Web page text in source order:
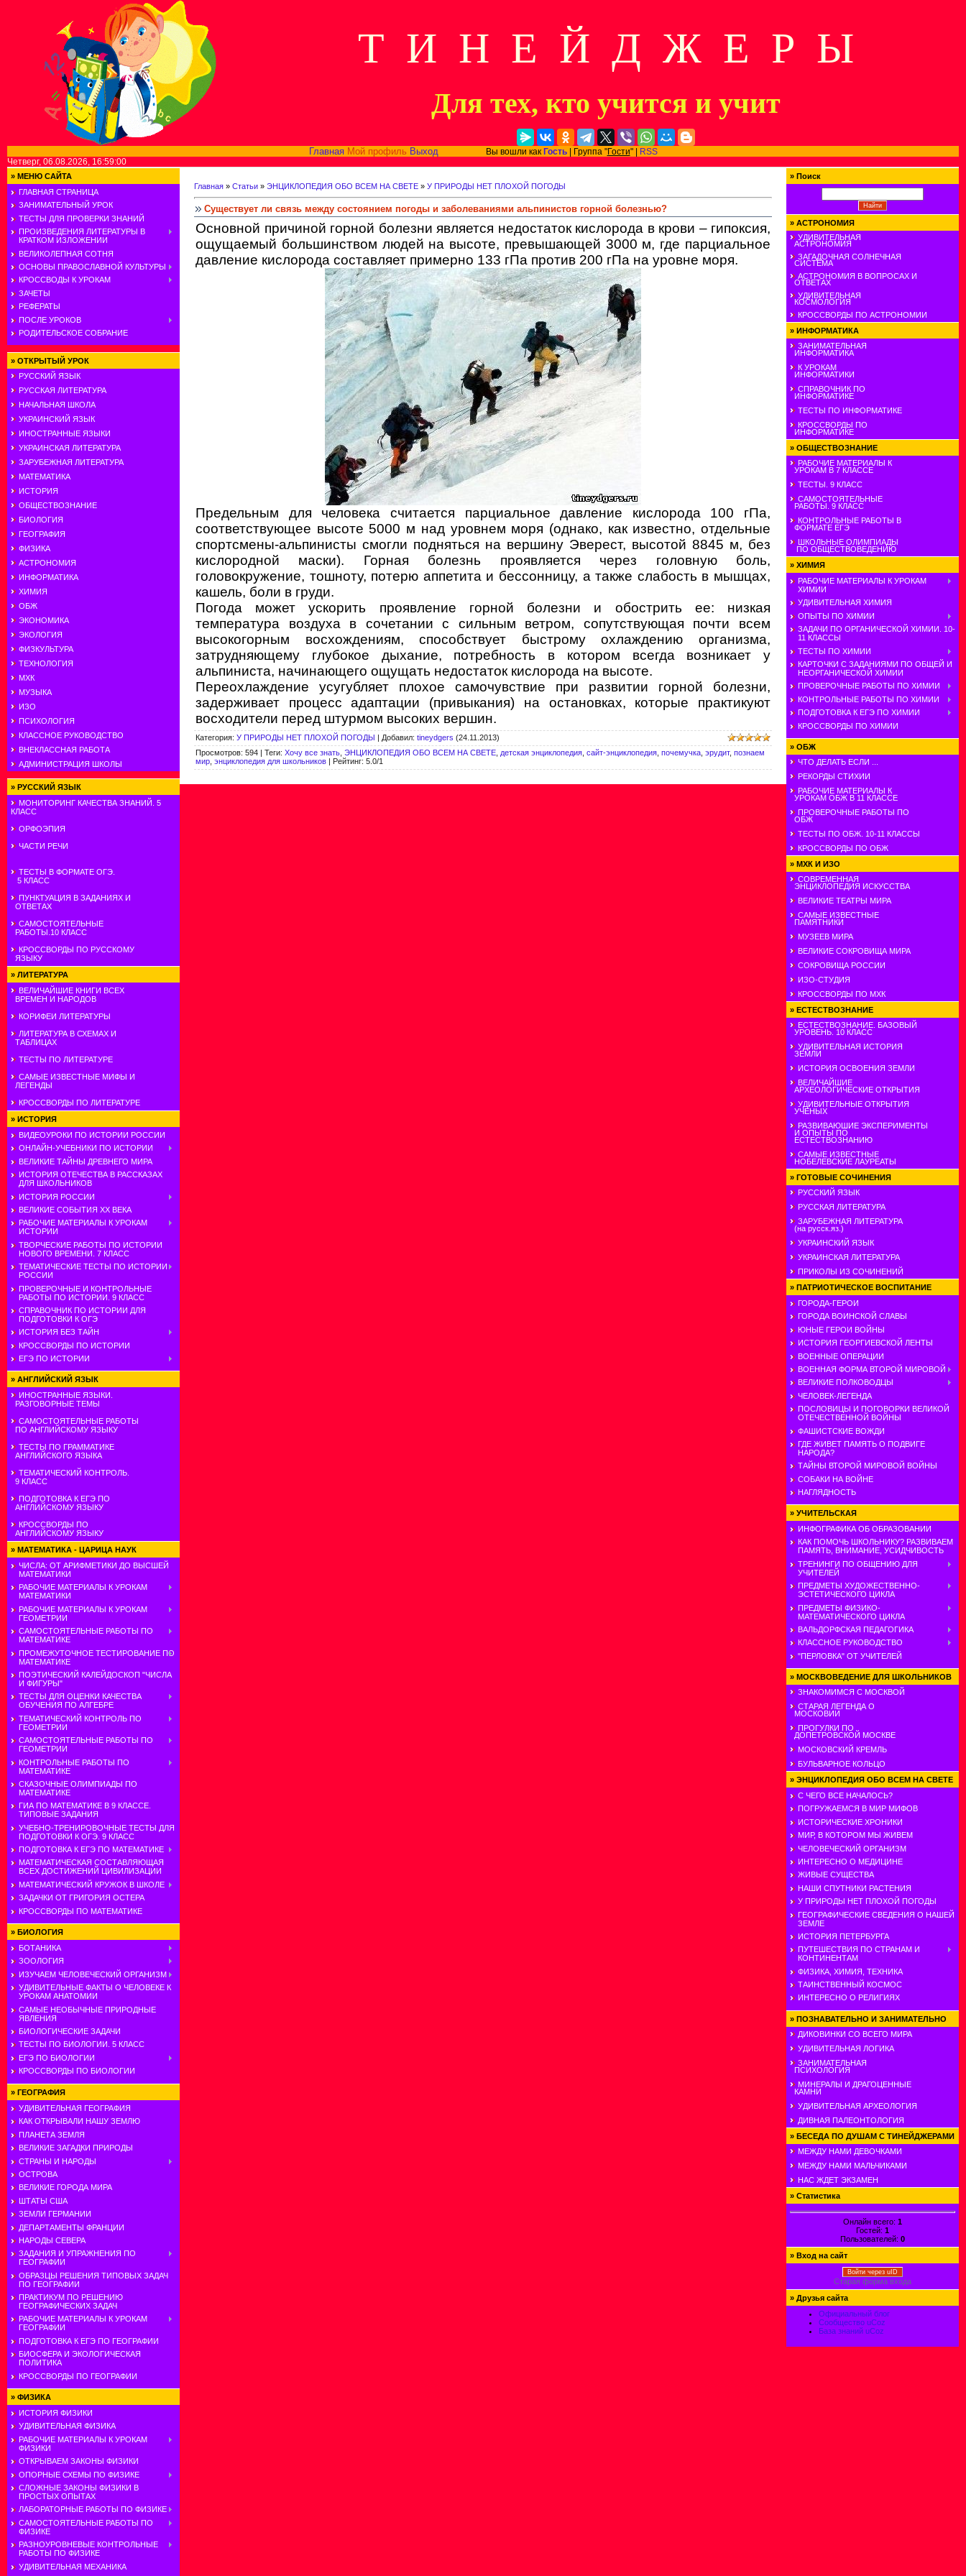
Т И Н Е Й Д Ж Е Р Ы
Для тех, кто учится и учит
Главная Мой профиль ВыходВы вошли как Гость| Группа "Гости" |
RSS
Четверг, 06.08.2026, 16:59:00
» МЕНЮ САЙТА
ГЛАВНАЯ СТРАНИЦА
ЗАНИМАТЕЛЬНЫЙ УРОК
ТЕСТЫ ДЛЯ ПРОВЕРКИ ЗНАНИЙ
ПРОИЗВЕДЕНИЯ ЛИТЕРАТУРЫ В
КРАТКОМ ИЗЛОЖЕНИИ
ВЕЛИКОЛЕПНАЯ СОТНЯ
ОСНОВЫ ПРАВОСЛАВНОЙ КУЛЬТУРЫ
КРОССВОДЫ К УРОКАМ
ЗАЧЕТЫ
РЕФЕРАТЫ
ПОСЛЕ УРОКОВ
РОДИТЕЛЬСКОЕ СОБРАНИЕ
» ОТКРЫТЫЙ УРОК
РУССКИЙ ЯЗЫК
РУССКАЯ ЛИТЕРАТУРА
НАЧАЛЬНАЯ ШКОЛА
УКРАИНСКИЙ ЯЗЫК
ИНОСТРАННЫЕ ЯЗЫКИ
УКРАИНСКАЯ ЛИТЕРАТУРА
ЗАРУБЕЖНАЯ ЛИТЕРАТУРА
МАТЕМАТИКА
ИСТОРИЯ
ОБЩЕСТВОЗНАНИЕ
БИОЛОГИЯ
ГЕОГРАФИЯ
ФИЗИКА
АСТРОНОМИЯ
ИНФОРМАТИКА
ХИМИЯ
ОБЖ
ЭКОНОМИКА
ЭКОЛОГИЯ
ФИЗКУЛЬТУРА
ТЕХНОЛОГИЯ
МХК
МУЗЫКА
ИЗО
ПСИХОЛОГИЯ
КЛАССНОЕ РУКОВОДСТВО
ВНЕКЛАССНАЯ РАБОТА
АДМИНИСТРАЦИЯ ШКОЛЫ
» РУССКИЙ ЯЗЫК
МОНИТОРИНГ КАЧЕСТВА ЗНАНИЙ. 5
КЛАСС
ОРФОЭПИЯ
ЧАСТИ РЕЧИ
ТЕСТЫ В ФОРМАТЕ ОГЭ.
5 КЛАСС
ПУНКТУАЦИЯ В ЗАДАНИЯХ И
ОТВЕТАХ
САМОСТОЯТЕЛЬНЫЕ
РАБОТЫ.10 КЛАСС
КРОССВОРДЫ ПО РУССКОМУ
ЯЗЫКУ
» ЛИТЕРАТУРА
ВЕЛИЧАЙШИЕ КНИГИ ВСЕХ
ВРЕМЕН И НАРОДОВ
КОРИФЕИ ЛИТЕРАТУРЫ
ЛИТЕРАТУРА В СХЕМАХ И
ТАБЛИЦАХ
ТЕСТЫ ПО ЛИТЕРАТУРЕ
САМЫЕ ИЗВЕСТНЫЕ МИФЫ И
ЛЕГЕНДЫ
КРОССВОРДЫ ПО ЛИТЕРАТУРЕ
» ИСТОРИЯ
ВИДЕОУРОКИ ПО ИСТОРИИ РОССИИ
ОНЛАЙН-УЧЕБНИКИ ПО ИСТОРИИ
ВЕЛИКИЕ ТАЙНЫ ДРЕВНЕГО МИРА
ИСТОРИЯ ОТЕЧЕСТВА В РАССКАЗАХ
ДЛЯ ШКОЛЬНИКОВ
ИСТОРИЯ РОССИИ
ВЕЛИКИЕ СОБЫТИЯ ХХ ВЕКА
РАБОЧИЕ МАТЕРИАЛЫ К УРОКАМ
ИСТОРИИ
ТВОРЧЕСКИЕ РАБОТЫ ПО ИСТОРИИ
НОВОГО ВРЕМЕНИ. 7 КЛАСС
ТЕМАТИЧЕСКИЕ ТЕСТЫ ПО ИСТОРИИ
РОССИИ
ПРОВЕРОЧНЫЕ И КОНТРОЛЬНЫЕ
РАБОТЫ ПО ИСТОРИИ. 9 КЛАСС
СПРАВОЧНИК ПО ИСТОРИИ ДЛЯ
ПОДГОТОВКИ К ОГЭ
ИСТОРИЯ БЕЗ ТАЙН
КРОССВОРДЫ ПО ИСТОРИИ
ЕГЭ ПО ИСТОРИИ
» АНГЛИЙСКИЙ ЯЗЫК
ИНОСТРАННЫЕ ЯЗЫКИ.
РАЗГОВОРНЫЕ ТЕМЫ
САМОСТОЯТЕЛЬНЫЕ РАБОТЫ
ПО АНГЛИЙСКОМУ ЯЗЫКУ
ТЕСТЫ ПО ГРАММАТИКЕ
АНГЛИЙСКОГО ЯЗЫКА
ТЕМАТИЧЕСКИЙ КОНТРОЛЬ.
9 КЛАСС
ПОДГОТОВКА К ЕГЭ ПО
АНГЛИЙСКОМУ ЯЗЫКУ
КРОССВОРДЫ ПО
АНГЛИЙСКОМУ ЯЗЫКУ
» МАТЕМАТИКА - ЦАРИЦА НАУК
ЧИСЛА: ОТ АРИФМЕТИКИ ДО ВЫСШЕЙ
МАТЕМАТИКИ
РАБОЧИЕ МАТЕРИАЛЫ К УРОКАМ
МАТЕМАТИКИ
РАБОЧИЕ МАТЕРИАЛЫ К УРОКАМ
ГЕОМЕТРИИ
САМОСТОЯТЕЛЬНЫЕ РАБОТЫ ПО
МАТЕМАТИКЕ
ПРОМЕЖУТОЧНОЕ ТЕСТИРОВАНИЕ ПО
МАТЕМАТИКЕ
ПОЭТИЧЕСКИЙ КАЛЕЙДОСКОП "ЧИСЛА
И ФИГУРЫ"
ТЕСТЫ ДЛЯ ОЦЕНКИ КАЧЕСТВА
ОБУЧЕНИЯ ПО АЛГЕБРЕ
ТЕМАТИЧЕСКИЙ КОНТРОЛЬ ПО
ГЕОМЕТРИИ
САМОСТОЯТЕЛЬНЫЕ РАБОТЫ ПО
ГЕОМЕТРИИ
КОНТРОЛЬНЫЕ РАБОТЫ ПО
МАТЕМАТИКЕ
СКАЗОЧНЫЕ ОЛИМПИАДЫ ПО
МАТЕМАТИКЕ
ГИА ПО МАТЕМАТИКЕ В 9 КЛАССЕ.
ТИПОВЫЕ ЗАДАНИЯ
УЧЕБНО-ТРЕНИРОВОЧНЫЕ ТЕСТЫ ДЛЯ
ПОДГОТОВКИ К ОГЭ. 9 КЛАСС
ПОДГОТОВКА К ЕГЭ ПО МАТЕМАТИКЕ
МАТЕМАТИЧЕСКАЯ СОСТАВЛЯЮЩАЯ
ВСЕХ ДОСТИЖЕНИЙ ЦИВИЛИЗАЦИИ
МАТЕМАТИЧЕСКИЙ КРУЖОК В ШКОЛЕ
ЗАДАЧКИ ОТ ГРИГОРИЯ ОСТЕРА
КРОССВОРДЫ ПО МАТЕМАТИКЕ
» БИОЛОГИЯ
БОТАНИКА
ЗООЛОГИЯ
ИЗУЧАЕМ ЧЕЛОВЕЧЕСКИЙ ОРГАНИЗМ
УДИВИТЕЛЬНЫЕ ФАКТЫ О ЧЕЛОВЕКЕ К
УРОКАМ АНАТОМИИ
САМЫЕ НЕОБЫЧНЫЕ ПРИРОДНЫЕ
ЯВЛЕНИЯ
БИОЛОГИЧЕСКИЕ ЗАДАЧИ
ТЕСТЫ ПО БИОЛОГИИ. 5 КЛАСС
ЕГЭ ПО БИОЛОГИИ
КРОССВОРДЫ ПО БИОЛОГИИ
» ГЕОГРАФИЯ
УДИВИТЕЛЬНАЯ ГЕОГРАФИЯ
КАК ОТКРЫВАЛИ НАШУ ЗЕМЛЮ
ПЛАНЕТА ЗЕМЛЯ
ВЕЛИКИЕ ЗАГАДКИ ПРИРОДЫ
СТРАНЫ И НАРОДЫ
ОСТРОВА
ВЕЛИКИЕ ГОРОДА МИРА
ШТАТЫ США
ЗЕМЛИ ГЕРМАНИИ
ДЕПАРТАМЕНТЫ ФРАНЦИИ
НАРОДЫ СЕВЕРА
ЗАДАНИЯ И УПРАЖНЕНИЯ ПО
ГЕОГРАФИИ
ОБРАЗЦЫ РЕШЕНИЯ ТИПОВЫХ ЗАДАЧ
ПО ГЕОГРАФИИ
ПРАКТИКУМ ПО РЕШЕНИЮ
ГЕОГРАФИЧЕСКИХ ЗАДАЧ
РАБОЧИЕ МАТЕРИАЛЫ К УРОКАМ
ГЕОГРАФИИ
ПОДГОТОВКА К ЕГЭ ПО ГЕОГРАФИИ
БИОСФЕРА И ЭКОЛОГИЧЕСКАЯ
ПОЛИТИКА
КРОССВОРДЫ ПО ГЕОГРАФИИ
» ФИЗИКА
ИСТОРИЯ ФИЗИКИ
УДИВИТЕЛЬНАЯ ФИЗИКА
РАБОЧИЕ МАТЕРИАЛЫ К УРОКАМ
ФИЗИКИ
ОТКРЫВАЕМ ЗАКОНЫ ФИЗИКИ
ОПОРНЫЕ СХЕМЫ ПО ФИЗИКЕ
СЛОЖНЫЕ ЗАКОНЫ ФИЗИКИ В
ПРОСТЫХ ОПЫТАХ
ЛАБОРАТОРНЫЕ РАБОТЫ ПО ФИЗИКЕ
САМОСТОЯТЕЛЬНЫЕ РАБОТЫ ПО
ФИЗИКЕ
РАЗНОУРОВНЕВЫЕ КОНТРОЛЬНЫЕ
РАБОТЫ ПО ФИЗИКЕ
УДИВИТЕЛЬНАЯ МЕХАНИКА
Главная » Статьи » ЭНЦИКЛОПЕДИЯ ОБО ВСЕМ НА СВЕТЕ » У ПРИРОДЫ НЕТ ПЛОХОЙ ПОГОДЫ
Существует ли связь между состоянием погоды и заболеваниями альпинистов горной болезнью?
Основной причиной горной болезни является недостаток кислорода в крови – гипоксия,
ощущаемый большинством людей на высоте, превышающей 3000 м, где парциальное
давление кислорода составляет примерно 133 гПа против 200 гПа на уровне моря.
Предельным для человека считается парциальное давление кислорода 100 гПа,
соответствующее высоте 5000 м над уровнем моря (однако, как известно, отдельные
спортсмены-альпинисты смогли подняться на вершину Эверест, высотой 8845 м, без
кислородной маски). Горная болезнь проявляется через головную боль,
головокружение, тошноту, потерю аппетита и бессонницу, а также слабость в мышцах,
кашель, боли в груди.
Погода может ускорить проявление горной болезни и обострить ее: низкая
температура воздуха в сочетании с сильным ветром, сопутствующая почти всем
высокогорным восхождениям, способствует быстрому охлаждению организма,
затрудняющему глубокое дыхание, потребность в котором всегда возникает у
альпиниста, начинающего ощущать недостаток кислорода на высоте.
Переохлаждение усугубляет плохое самочувствие при развитии горной болезни,
задерживает процесс адаптации (привыкания) на остановках, которые практикуют
восходители перед штурмом высоких вершин.
Категория: У ПРИРОДЫ НЕТ ПЛОХОЙ ПОГОДЫ | Добавил: tineydgers (24.11.2013)
Просмотров: 594 | Теги: Хочу все знать ЭНЦИКЛОПЕДИЯ ОБО ВСЕМ НА СВЕТЕ детская энциклопедия сайт-энциклопедия почемучка эрудит, познаем
мир энциклопедия для школьников | Рейтинг: 5.0/1
» Поиск
» АСТРОНОМИЯ
УДИВИТЕЛЬНАЯ
АСТРОНОМИЯ
ЗАГАДОЧНАЯ СОЛНЕЧНАЯ
СИСТЕМА
АСТРОНОМИЯ В ВОПРОСАХ И
ОТВЕТАХ
УДИВИТЕЛЬНАЯ
КОСМОЛОГИЯ
КРОССВОРДЫ ПО АСТРОНОМИИ
» ИНФОРМАТИКА
ЗАНИМАТЕЛЬНАЯ
ИНФОРМАТИКА
К УРОКАМ
ИНФОРМАТИКИ
СПРАВОЧНИК ПО
ИНФОРМАТИКЕ
ТЕСТЫ ПО ИНФОРМАТИКЕ
КРОССВОРДЫ ПО
ИНФОРМАТИКЕ
» ОБЩЕСТВОЗНАНИЕ
РАБОЧИЕ МАТЕРИАЛЫ К
УРОКАМ В 7 КЛАССЕ
ТЕСТЫ. 9 КЛАСС
САМОСТОЯТЕЛЬНЫЕ
РАБОТЫ. 9 КЛАСС
КОНТРОЛЬНЫЕ РАБОТЫ В
ФОРМАТЕ ЕГЭ
ШКОЛЬНЫЕ ОЛИМПИАДЫ
ПО ОБЩЕСТВОВЕДЕНИЮ
» ХИМИЯ
РАБОЧИЕ МАТЕРИАЛЫ К УРОКАМ
ХИМИИ
УДИВИТЕЛЬНАЯ ХИМИЯ
ОПЫТЫ ПО ХИМИИ
ЗАДАЧИ ПО ОРГАНИЧЕСКОЙ ХИМИИ. 10-
11 КЛАССЫ
ТЕСТЫ ПО ХИМИИ
КАРТОЧКИ С ЗАДАНИЯМИ ПО ОБЩЕЙ И
НЕОРГАНИЧЕСКОЙ ХИМИИ
ПРОВЕРОЧНЫЕ РАБОТЫ ПО ХИМИИ
КОНТРОЛЬНЫЕ РАБОТЫ ПО ХИМИИ
ПОДГОТОВКА К ЕГЭ ПО ХИМИИ
КРОССВОРДЫ ПО ХИМИИ
» ОБЖ
ЧТО ДЕЛАТЬ ЕСЛИ ...
РЕКОРДЫ СТИХИИ
РАБОЧИЕ МАТЕРИАЛЫ К
УРОКАМ ОБЖ В 11 КЛАССЕ
ПРОВЕРОЧНЫЕ РАБОТЫ ПО
ОБЖ
ТЕСТЫ ПО ОБЖ. 10-11 КЛАССЫ
КРОССВОРДЫ ПО ОБЖ
» МХК И ИЗО
СОВРЕМЕННАЯ
ЭНЦИКЛОПЕДИЯ ИСКУССТВА
ВЕЛИКИЕ ТЕАТРЫ МИРА
САМЫЕ ИЗВЕСТНЫЕ
ПАМЯТНИКИ
МУЗЕЕВ МИРА
ВЕЛИКИЕ СОКРОВИЩА МИРА
СОКРОВИЩА РОССИИ
ИЗО-СТУДИЯ
КРОССВОРДЫ ПО МХК
» ЕСТЕСТВОЗНАНИЕ
ЕСТЕСТВОЗНАНИЕ. БАЗОВЫЙ
УРОВЕНЬ. 10 КЛАСС
УДИВИТЕЛЬНАЯ ИСТОРИЯ
ЗЕМЛИ
ИСТОРИЯ ОСВОЕНИЯ ЗЕМЛИ
ВЕЛИЧАЙШИЕ
АРХЕОЛОГИЧЕСКИЕ ОТКРЫТИЯ
УДИВИТЕЛЬНЫЕ ОТКРЫТИЯ
УЧЕНЫХ
РАЗВИВАЮШИЕ ЭКСПЕРИМЕНТЫ
И ОПЫТЫ ПО
ЕСТЕСТВОЗНАНИЮ
САМЫЕ ИЗВЕСТНЫЕ
НОБЕЛЕВСКИЕ ЛАУРЕАТЫ
» ГОТОВЫЕ СОЧИНЕНИЯ
РУССКИЙ ЯЗЫК
РУССКАЯ ЛИТЕРАТУРА
ЗАРУБЕЖНАЯ ЛИТЕРАТУРА
(на русск.яз.)
УКРАИНСКИЙ ЯЗЫК
УКРАИНСКАЯ ЛИТЕРАТУРА
ПРИКОЛЫ ИЗ СОЧИНЕНИЙ
» ПАТРИОТИЧЕСКОЕ ВОСПИТАНИЕ
ГОРОДА-ГЕРОИ
ГОРОДА ВОИНСКОЙ СЛАВЫ
ЮНЫЕ ГЕРОИ ВОЙНЫ
ИСТОРИЯ ГЕОРГИЕВСКОЙ ЛЕНТЫ
ВОЕННЫЕ ОПЕРАЦИИ
ВОЕННАЯ ФОРМА ВТОРОЙ МИРОВОЙ
ВЕЛИКИЕ ПОЛКОВОДЦЫ
ЧЕЛОВЕК-ЛЕГЕНДА
ПОСЛОВИЦЫ И ПОГОВОРКИ ВЕЛИКОЙ
ОТЕЧЕСТВЕННОЙ ВОЙНЫ
ФАШИСТСКИЕ ВОЖДИ
ГДЕ ЖИВЕТ ПАМЯТЬ О ПОДВИГЕ
НАРОДА?
ТАЙНЫ ВТОРОЙ МИРОВОЙ ВОЙНЫ
СОБАКИ НА ВОЙНЕ
НАГЛЯДНОСТЬ
» УЧИТЕЛЬСКАЯ
ИНФОГРАФИКА ОБ ОБРАЗОВАНИИ
КАК ПОМОЧЬ ШКОЛЬНИКУ? РАЗВИВАЕМ
ПАМЯТЬ, ВНИМАНИЕ, УСИДЧИВОСТЬ
ТРЕНИНГИ ПО ОБЩЕНИЮ ДЛЯ
УЧИТЕЛЕЙ
ПРЕДМЕТЫ ХУДОЖЕСТВЕННО-
ЭСТЕТИЧЕСКОГО ЦИКЛА
ПРЕДМЕТЫ ФИЗИКО-
МАТЕМАТИЧЕСКОГО ЦИКЛА
ВАЛЬДОРФСКАЯ ПЕДАГОГИКА
КЛАССНОЕ РУКОВОДСТВО
"ПЕРЛОВКА" ОТ УЧИТЕЛЕЙ
» МОСКВОВЕДЕНИЕ ДЛЯ ШКОЛЬНИКОВ
ЗНАКОМИМСЯ С МОСКВОЙ
СТАРАЯ ЛЕГЕНДА О
МОСКОВИИ
ПРОГУЛКИ ПО
ДОПЕТРОВСКОЙ МОСКВЕ
МОСКОВСКИЙ КРЕМЛЬ
БУЛЬВАРНОЕ КОЛЬЦО
» ЭНЦИКЛОПЕДИЯ ОБО ВСЕМ НА СВЕТЕ
С ЧЕГО ВСЕ НАЧАЛОСЬ?
ПОГРУЖАЕМСЯ В МИР МИФОВ
ИСТОРИЧЕСКИЕ ХРОНИКИ
МИР, В КОТОРОМ МЫ ЖИВЕМ
ЧЕЛОВЕЧЕСКИЙ ОРГАНИЗМ
ИНТЕРЕСНО О МЕДИЦИНЕ
ЖИВЫЕ СУЩЕСТВА
НАШИ СПУТНИКИ РАСТЕНИЯ
У ПРИРОДЫ НЕТ ПЛОХОЙ ПОГОДЫ
ГЕОГРАФИЧЕСКИЕ СВЕДЕНИЯ О НАШЕЙ
ЗЕМЛЕ
ИСТОРИЯ ПЕТЕРБУРГА
ПУТЕШЕСТВИЯ ПО СТРАНАМ И
КОНТИНЕНТАМ
ФИЗИКА, ХИМИЯ, ТЕХНИКА
ТАИНСТВЕННЫЙ КОСМОС
ИНТЕРЕСНО О РЕЛИГИЯХ
» ПОЗНАВАТЕЛЬНО И ЗАНИМАТЕЛЬНО
ДИКОВИНКИ СО ВСЕГО МИРА
УДИВИТЕЛЬНАЯ ЛОГИКА
ЗАНИМАТЕЛЬНАЯ
ПСИХОЛОГИЯ
МИНЕРАЛЫ И ДРАГОЦЕННЫЕ
КАМНИ
УДИВИТЕЛЬНАЯ АРХЕОЛОГИЯ
ДИВНАЯ ПАЛЕОНТОЛОГИЯ
» БЕСЕДА ПО ДУШАМ С ТИНЕЙДЖЕРАМИ
МЕЖДУ НАМИ ДЕВОЧКАМИ
МЕЖДУ НАМИ МАЛЬЧИКАМИ
НАС ЖДЕТ ЭКЗАМЕН
» Статистика
Онлайн всего: 1
Гостей: 1
Пользователей: 0
» Вход на сайт
Войти через uID
Старая форма входа
» Друзья сайта
Официальный блог
Сообщество uCoz
База знаний uCoz